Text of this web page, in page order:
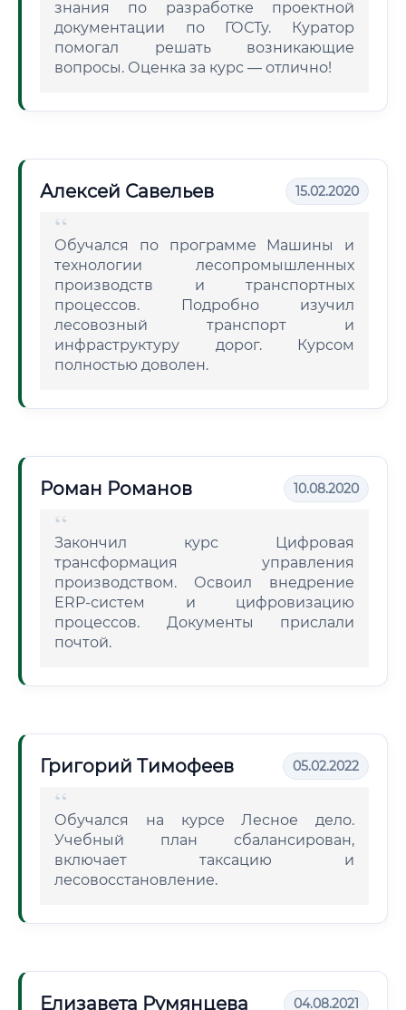
знания по разработке проектной
документации по ГОСТу. Куратор
помогал решать возникающие
вопросы. Оценка за курс — отлично!
Алексей Савельев 15.02.2020
Обучался по программе Машины и
технологии лесопромышленных
производств и транспортных
процессов. Подробно изучил
лесовозный транспорт и
инфраструктуру дорог. Курсом
полностью доволен.
Роман Романов 10.08.2020
Закончил курс Цифровая
трансформация управления
производством. Освоил внедрение
ERP-систем и цифровизацию
процессов. Документы прислали
почтой.
Григорий Тимофеев 05.02.2022
Обучался на курсе Лесное дело.
Учебный план сбалансирован,
включает таксацию и
лесовосстановление.
Елизавета Румянцева 04.08.2021